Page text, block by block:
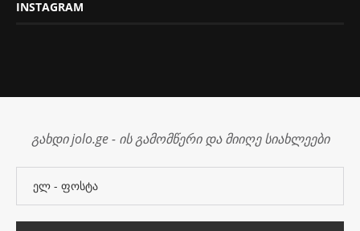
INSTAGRAM
გახდი jolo.ge - ის გამომწერი და მიიღე სიახლეები